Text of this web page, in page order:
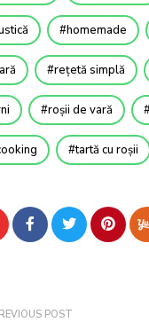
homemade
rețetă simplă
roșii de vară
tartă cu roșii
POST